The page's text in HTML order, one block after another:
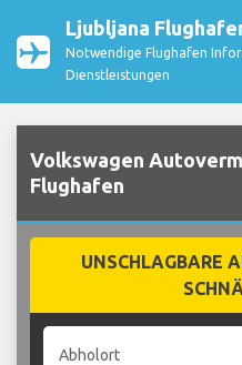
Ljubljana
Notwendige Flughafen
Dienstleistungen
Volkswagen
Flughafen
UNSCHLAGBARE
Abholort